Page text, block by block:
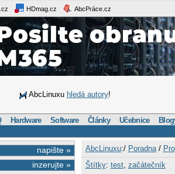
HDmag.cz AbcPráce.cz
AbcLinuxu hledá autory!
Hardware Software Články Učebnice
napište »
inzerujte »
AbcLinuxu:/ Poradna/
Štítky: test, začátečník